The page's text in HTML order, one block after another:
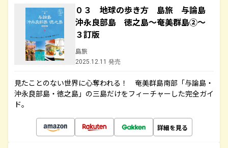
０３ 地球の歩き方 島旅 与論島
沖永良部島 徳之島～奄美群島②～
３訂版
島旅
2025.12.11 発売
見たことのない世界に心奪われる！ 奄美群島南部「与論島・
沖永良部島・徳之島」の三島だけをフィーチャーした完全ガイ
ド。
詳細を見る